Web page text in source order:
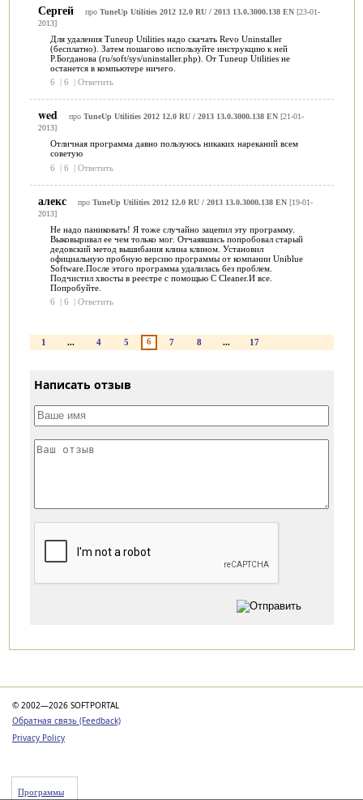
Сергей про TuneUp Utilities 2012 12.0 RU / 2013 13.0.3000.138 EN[23-01-
2013]
Для удаления Tuneup Utilities надо скачать Revo Uninstaller
(бесплатно). Затем пошагово используйте инструкцию к ней
Р.Богданова (ru/soft/sys/uninstaller.php). От Tuneup Utilities не
останется в компьютере ничего.
6
| 6 | Ответить
wed про TuneUp Utilities 2012 12.0 RU / 2013 13.0.3000.138 EN[21-01-
2013]
Отличная программа давно пользуюсь никаких нареканий всем
советую
6
| 6 | Ответить
алекс про TuneUp Utilities 2012 12.0 RU / 2013 13.0.3000.138 EN[19-01-
2013]
Не надо паниковать! Я тоже случайно зацепил эту программу.
Выковыривал ее чем только мог. Отчаявшись попробовал старый
дедовский метод вышибания клина клином. Установил
официальную пробную версию программы от компании Uniblue
Software.После этого программа удалилась без проблем.
Подчистил хвосты в реестре с помощью C Cleaner.И все.
Попробуйте.
6
| 6 | Ответить
1 ... 4 5 6 7 8 ... 17
Написать отзыв
© 2002—2026 SOFTPORTAL
Обратная связь (Feedback)
Privacy Policy
Программы